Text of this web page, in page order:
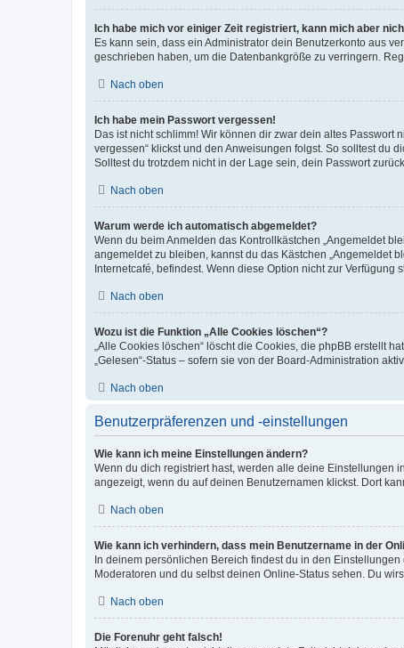
Ich habe mich vor einiger Zeit registriert, kann mich aber
Es kann sein, dass ein Administrator dein Benutzerkonto aus
geschrieben haben, um die Datenbankgröße zu verringern.
Nach oben
Ich habe mein Passwort vergessen!
Das ist nicht schlimm! Wir können dir zwar dein altes Passwort
vergessen“ klickst und den Anweisungen folgst. So solltest du
Solltest du trotzdem nicht in der Lage sein, dein Passwort
Nach oben
Warum werde ich automatisch abgemeldet?
Wenn du beim Anmelden das Kontrollkästchen „Angemeldet
angemeldet zu bleiben, kannst du das Kästchen „Angemeldet
Internetcafé, befindest. Wenn diese Option nicht zur
Nach oben
Wozu ist die Funktion „Alle Cookies löschen“?
„Alle Cookies löschen“ löscht die Cookies, die phpBB erstellt
„Gelesen“-Status – sofern sie von der Board-Administration
Nach oben
Benutzerpräferenzen und -einstellungen
Wie kann ich meine Einstellungen ändern?
Wenn du dich registriert hast, werden alle deine Einstellungen
angezeigt, wenn du auf deinen Benutzernamen klickst. Dort
Nach oben
Wie kann ich verhindern, dass mein Benutzername in der
In deinem persönlichen Bereich findest du in den
Moderatoren und du selbst deinen Online-Status sehen. Du
Nach oben
Die Forenuhr geht falsch!